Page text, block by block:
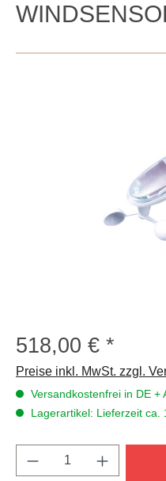
Regulärer Preis:
518,00 €
Preise inkl. MwSt. zzgl.
Versandkostenfrei in DE +
Lagerartikel: Lieferzeit ca.
Produkt Anzahl: